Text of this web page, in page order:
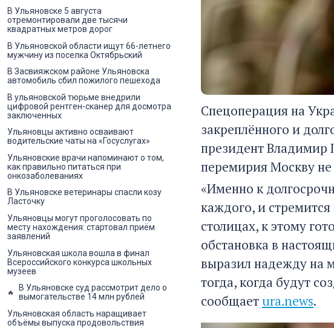
Спецоперация на
закреплённого и
президент Владимир
перемирия Москву не
«Именно к
каждого, и
столицах, к этому
обстановка в
выразил надежду на
тогда, когда будут
сообщаетura.news.
В Ульяновске 5 августа
отремонтировали две тысячи
квадратных метров дорог
В Ульяновской области ищут 66-летнего
мужчину из поселка Октябрьский
В Засвияжском районе Ульяновска
автомобиль сбил пожилого пешехода
В ульяновской тюрьме внедрили
цифровой рентген-сканер для досмотра
заключенных
Ульяновцы активно осваивают
водительские чаты на «Госуслугах»
Ульяновские врачи напоминают о том,
как правильно питаться при
онкозаболеваниях
В Ульяновске ветеринары спасли козу
Ласточку
Ульяновцы могут проголосовать по
месту нахождения: стартовал приём
заявлений
Ульяновская школа вошла в финал
Всероссийского конкурса школьных
музеев
В Ульяновске суд рассмотрит дело о
вымогательстве 14 млн рублей
Ульяновская область наращивает
объёмы выпуска продовольствия